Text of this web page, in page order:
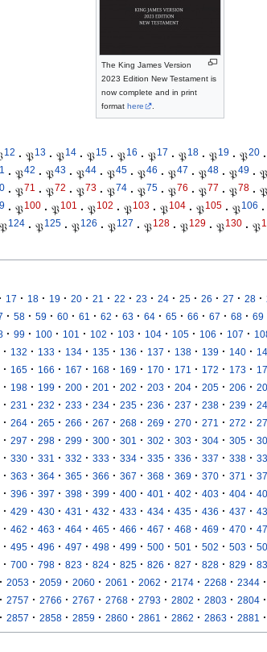
The King James Version
2023 Edition New Testament is
now complete and in print
format here .
12 · 𝔓13 · 𝔓14 · 𝔓15 · 𝔓16 · 𝔓17 · 𝔓18 · 𝔓19 · 𝔓20 ·
· 𝔓42 · 𝔓43 · 𝔓44 · 𝔓45 · 𝔓46 · 𝔓47 · 𝔓48 · 𝔓49 · 𝔓
· 𝔓71 · 𝔓72 · 𝔓73 · 𝔓74 · 𝔓75 · 𝔓76 · 𝔓77 · 𝔓78 · 𝔓
· 𝔓100 · 𝔓101 · 𝔓102 · 𝔓103 · 𝔓104 · 𝔓105 · 𝔓106 ·
𝔓124 · 𝔓125 · 𝔓126 · 𝔓127 · 𝔓128 · 𝔓129 · 𝔓130 · 𝔓
· 17 · 18 · 19 · 20 · 21 · 22 · 23 · 24 · 25 · 26 · 27 · 28 ·
· 58 · 59 · 60 · 61 · 62 · 63 · 64 · 65 · 66 · 67 · 68 · 69
· 99 · 100 · 101 · 102 · 103 · 104 · 105 · 106 · 107 ·
· 132 · 133 · 134 · 135 · 136 · 137 · 138 · 139 · 140 ·
· 165 · 166 · 167 · 168 · 169 · 170 · 171 · 172 · 173 ·
· 198 · 199 · 200 · 201 · 202 · 203 · 204 · 205 · 206 ·
· 231 · 232 · 233 · 234 · 235 · 236 · 237 · 238 · 239 ·
· 264 · 265 · 266 · 267 · 268 · 269 · 270 · 271 · 272 ·
· 297 · 298 · 299 · 300 · 301 · 302 · 303 · 304 · 305 ·
· 330 · 331 · 332 · 333 · 334 · 335 · 336 · 337 · 338 ·
· 363 · 364 · 365 · 366 · 367 · 368 · 369 · 370 · 371 ·
· 396 · 397 · 398 · 399 · 400 · 401 · 402 · 403 · 404 ·
· 429 · 430 · 431 · 432 · 433 · 434 · 435 · 436 · 437 ·
· 462 · 463 · 464 · 465 · 466 · 467 · 468 · 469 · 470 ·
· 495 · 496 · 497 · 498 · 499 · 500 · 501 · 502 · 503 ·
· 700 · 798 · 823 · 824 · 825 · 826 · 827 · 828 · 829 ·
· 2053 · 2059 · 2060 · 2061 · 2062 · 2174 · 2268 · 2344 ·
· 2757 · 2766 · 2767 · 2768 · 2793 · 2802 · 2803 · 2804 ·
· 2857 · 2858 · 2859 · 2860 · 2861 · 2862 · 2863 · 2881 ·